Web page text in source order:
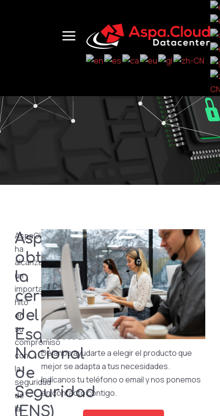
AspaCloud
obtiene
la
certificación
del
Esquema
Nacional
de
Seguridad
(ENS)
AspaCloud
ha
alcanzado
un
importante
hito
en
su
compromiso
con
la
seguridad
de
la
Déjanos ayudarte a elegir el producto que
mejor se adapta a tus necesidades.
Indícanos tu teléfono o email y nos ponemos
en contacto contigo.